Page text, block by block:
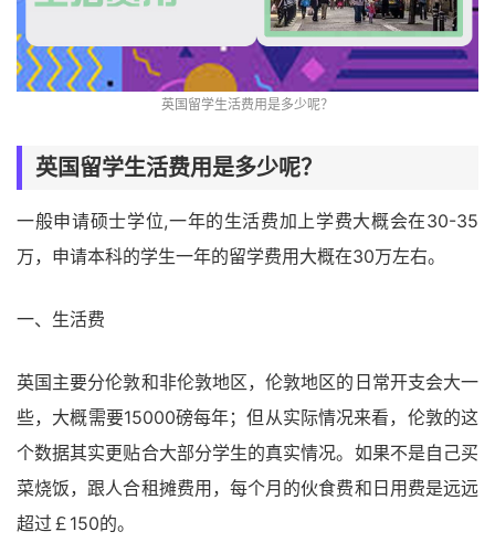
英国留学生活费用是多少呢？
英国留学生活费用是多少呢？
一般申请硕士学位,一年的生活费加上学费大概会在30-35
万，申请本科的学生一年的留学费用大概在30万左右。
一、生活费
英国主要分伦敦和非伦敦地区，伦敦地区的日常开支会大一
些，大概需要15000磅每年；但从实际情况来看，伦敦的这
个数据其实更贴合大部分学生的真实情况。如果不是自己买
菜烧饭，跟人合租摊费用，每个月的伙食费和日用费是远远
超过￡150的。